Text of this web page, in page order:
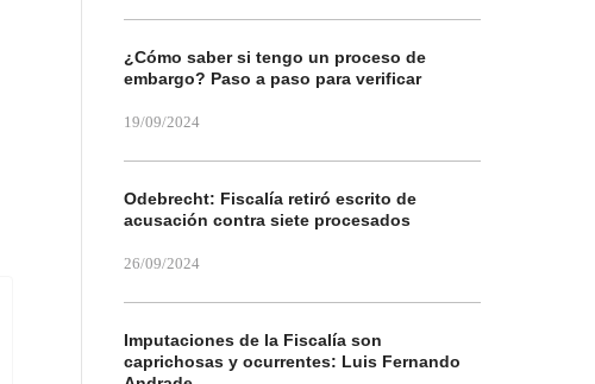
¿Cómo saber si tengo un proceso de
embargo? Paso a paso para verificar
19/09/2024
Odebrecht: Fiscalía retiró escrito de
acusación contra siete procesados
26/09/2024
Imputaciones de la Fiscalía son
caprichosas y ocurrentes: Luis Fernando